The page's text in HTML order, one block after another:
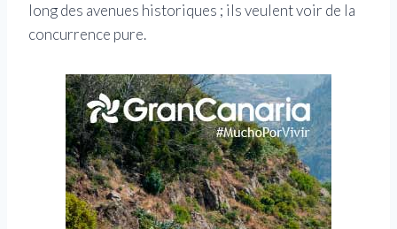
long des avenues historiques ; ils veulent voir de la
concurrence pure.